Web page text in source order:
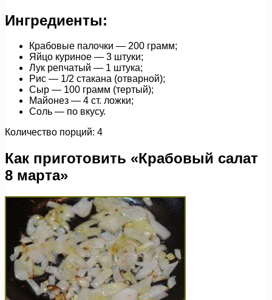
Ингредиенты:
Крабовые палочки — 200 грамм;
Яйцо куриное — 3 штуки;
Лук репчатый — 1 штука;
Рис — 1/2 стакана (отварной);
Сыр — 100 грамм (тертый);
Майонез — 4 ст. ложки;
Соль — по вкусу.
Количество порций: 4
Как приготовить «Крабовый салат
8 марта»